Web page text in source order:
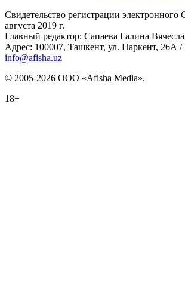
Свидетельство регистрации
августа 2019 г.
Главный редактор: Сапаева Галина
Адрес: 100007, Ташкент, ул. Паркент, 26А /
info@afisha.uz
© 2005-2026 ООО «Afisha Media».
18+